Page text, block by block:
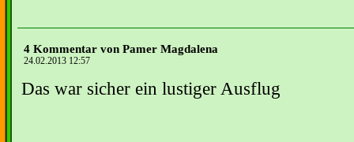
4 Kommentar von Pamer Magdalena
24.02.2013 12:57
Das war sicher ein lustiger Ausflug